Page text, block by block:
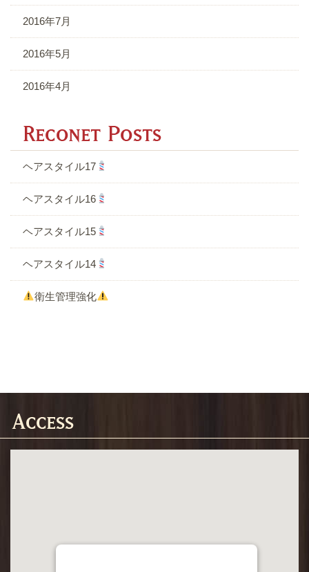
2016年7月
2016年5月
2016年4月
ヘアスタイル17
ヘアスタイル16
ヘアスタイル15
ヘアスタイル14
衛生管理強化